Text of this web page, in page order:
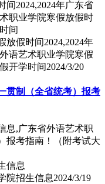
放假时间2024,2024年
语艺术职业学院寒假
开学时间2024/3/20
贯制（全省统考）报考
息,广东省外语艺术职
报考指南！（附考试大
院招生信息2024/3/19